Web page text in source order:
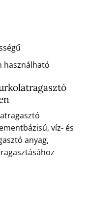
használható
víz- és
anyag,